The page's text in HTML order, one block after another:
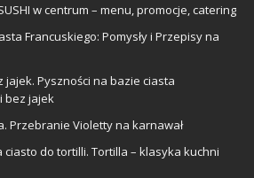
w centrum – menu, promocje, catering
Francuskiego: Pomysły i Przepisy na
jajek. Pyszności na bazie ciasta
bez jajek
Przebranie Violetty na karnawał
do tortilli. Tortilla – klasyka kuchni